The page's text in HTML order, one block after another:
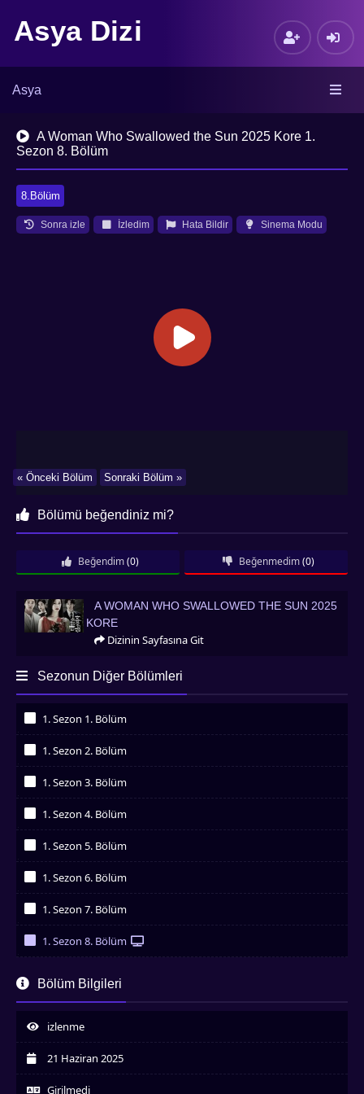
Asya Dizi
Asya
A Woman Who Swallowed the Sun 2025 Kore 1.
Sezon 8. Bölüm
8.Bölüm
Sonra izle İzledim Hata Bildir Sinema Modu
Sonraki Bölüm »
« Önceki Bölüm
Bölümü beğendiniz mi?
Beğendim (0) Beğenmedim (0)
A Woman Who Swallowed the Sun 2025 Kore
A WOMAN WHO SWALLOWED THE SUN 2025
KORE
Dizinin Sayfasına Git
Sezonun Diğer Bölümleri
1. Sezon 1. Bölüm
1. Sezon 2. Bölüm
1. Sezon 3. Bölüm
1. Sezon 4. Bölüm
1. Sezon 5. Bölüm
1. Sezon 6. Bölüm
1. Sezon 7. Bölüm
1. Sezon 8. Bölüm
İzledim
İzledim
1. Sezon 10. Bölüm
İzledim
İzledim
Bölüm Bilgileri
izlenme
21 Haziran 2025
Girilmedi